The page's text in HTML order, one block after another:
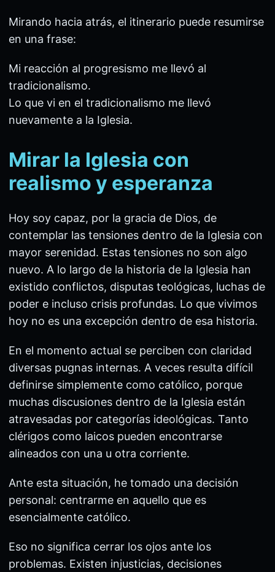
Mirando hacia atrás, el itinerario puede resumirse
en una frase:
Mi reacción al progresismo me llevó al
tradicionalismo.
Lo que vi en el tradicionalismo me llevó
nuevamente a la Iglesia.
Mirar la Iglesia con
realismo y esperanza
Hoy soy capaz, por la gracia de Dios, de
contemplar las tensiones dentro de la Iglesia con
mayor serenidad. Estas tensiones no son algo
nuevo. A lo largo de la historia de la Iglesia han
existido conflictos, disputas teológicas, luchas de
poder e incluso crisis profundas. Lo que vivimos
hoy no es una excepción dentro de esa historia.
En el momento actual se perciben con claridad
diversas pugnas internas. A veces resulta difícil
definirse simplemente como católico, porque
muchas discusiones dentro de la Iglesia están
atravesadas por categorías ideológicas. Tanto
clérigos como laicos pueden encontrarse
alineados con una u otra corriente.
Ante esta situación, he tomado una decisión
personal: centrarme en aquello que es
esencialmente católico.
Eso no significa cerrar los ojos ante los
problemas. Existen injusticias, decisiones